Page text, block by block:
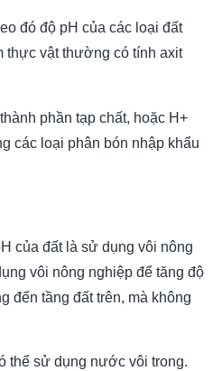
đó độ pH của các loại đất
thực vật thường có tính axit
phần tạp chất, hoặc H+
các loại phân bón nhập khẩu
của đất là sử dụng vôi nông
vôi nông nghiệp để tăng độ
đến tầng đất trên, mà không
thể sử dụng nước vôi trong.